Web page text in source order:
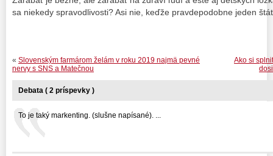
sa niekedy spravodlivosti? Asi nie, keďže pravdepodobne jeden
Ako si
« Slovenským farmárom želám v roku 2019 najmä pevné
nervy s SNS a Matečnou
Debata ( 2 príspevky )
To je taký markenting. (slušne napísané). ...